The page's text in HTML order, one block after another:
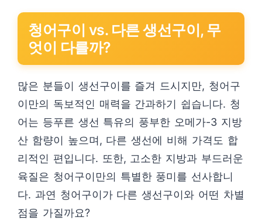
청어구이 vs. 다른 생선구이, 무
엇이 다를까?
많은 분들이 생선구이를 즐겨 드시지만, 청어구
이만의 독보적인 매력을 간과하기 쉽습니다. 청
어는 등푸른 생선 특유의 풍부한 오메가-3 지방
산 함량이 높으며, 다른 생선에 비해 가격도 합
리적인 편입니다. 또한, 고소한 지방과 부드러운
육질은 청어구이만의 특별한 풍미를 선사합니
다. 과연 청어구이가 다른 생선구이와 어떤 차별
점을 가질까요?